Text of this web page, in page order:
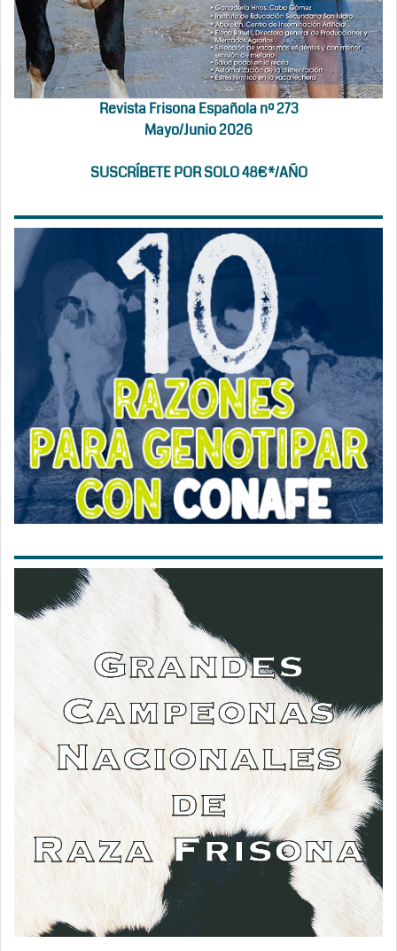
Revista Frisona Española nº 273
Mayo/Junio 2026
SUSCRÍBETE POR SOLO 48€*/AÑO